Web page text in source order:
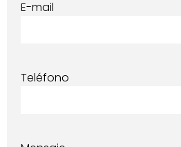
E-mail
Teléfono